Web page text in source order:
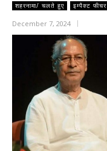
शहरनामा/ चलते हुए इम्पैक्ट फीचर
December 7, 2024